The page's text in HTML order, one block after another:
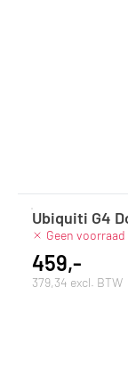
Ubiquiti G4
Geen voorraad
459,-
379,34 excl. BTW